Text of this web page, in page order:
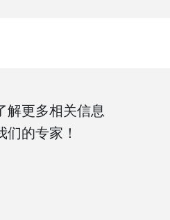
解更多相关信息
们的专家！